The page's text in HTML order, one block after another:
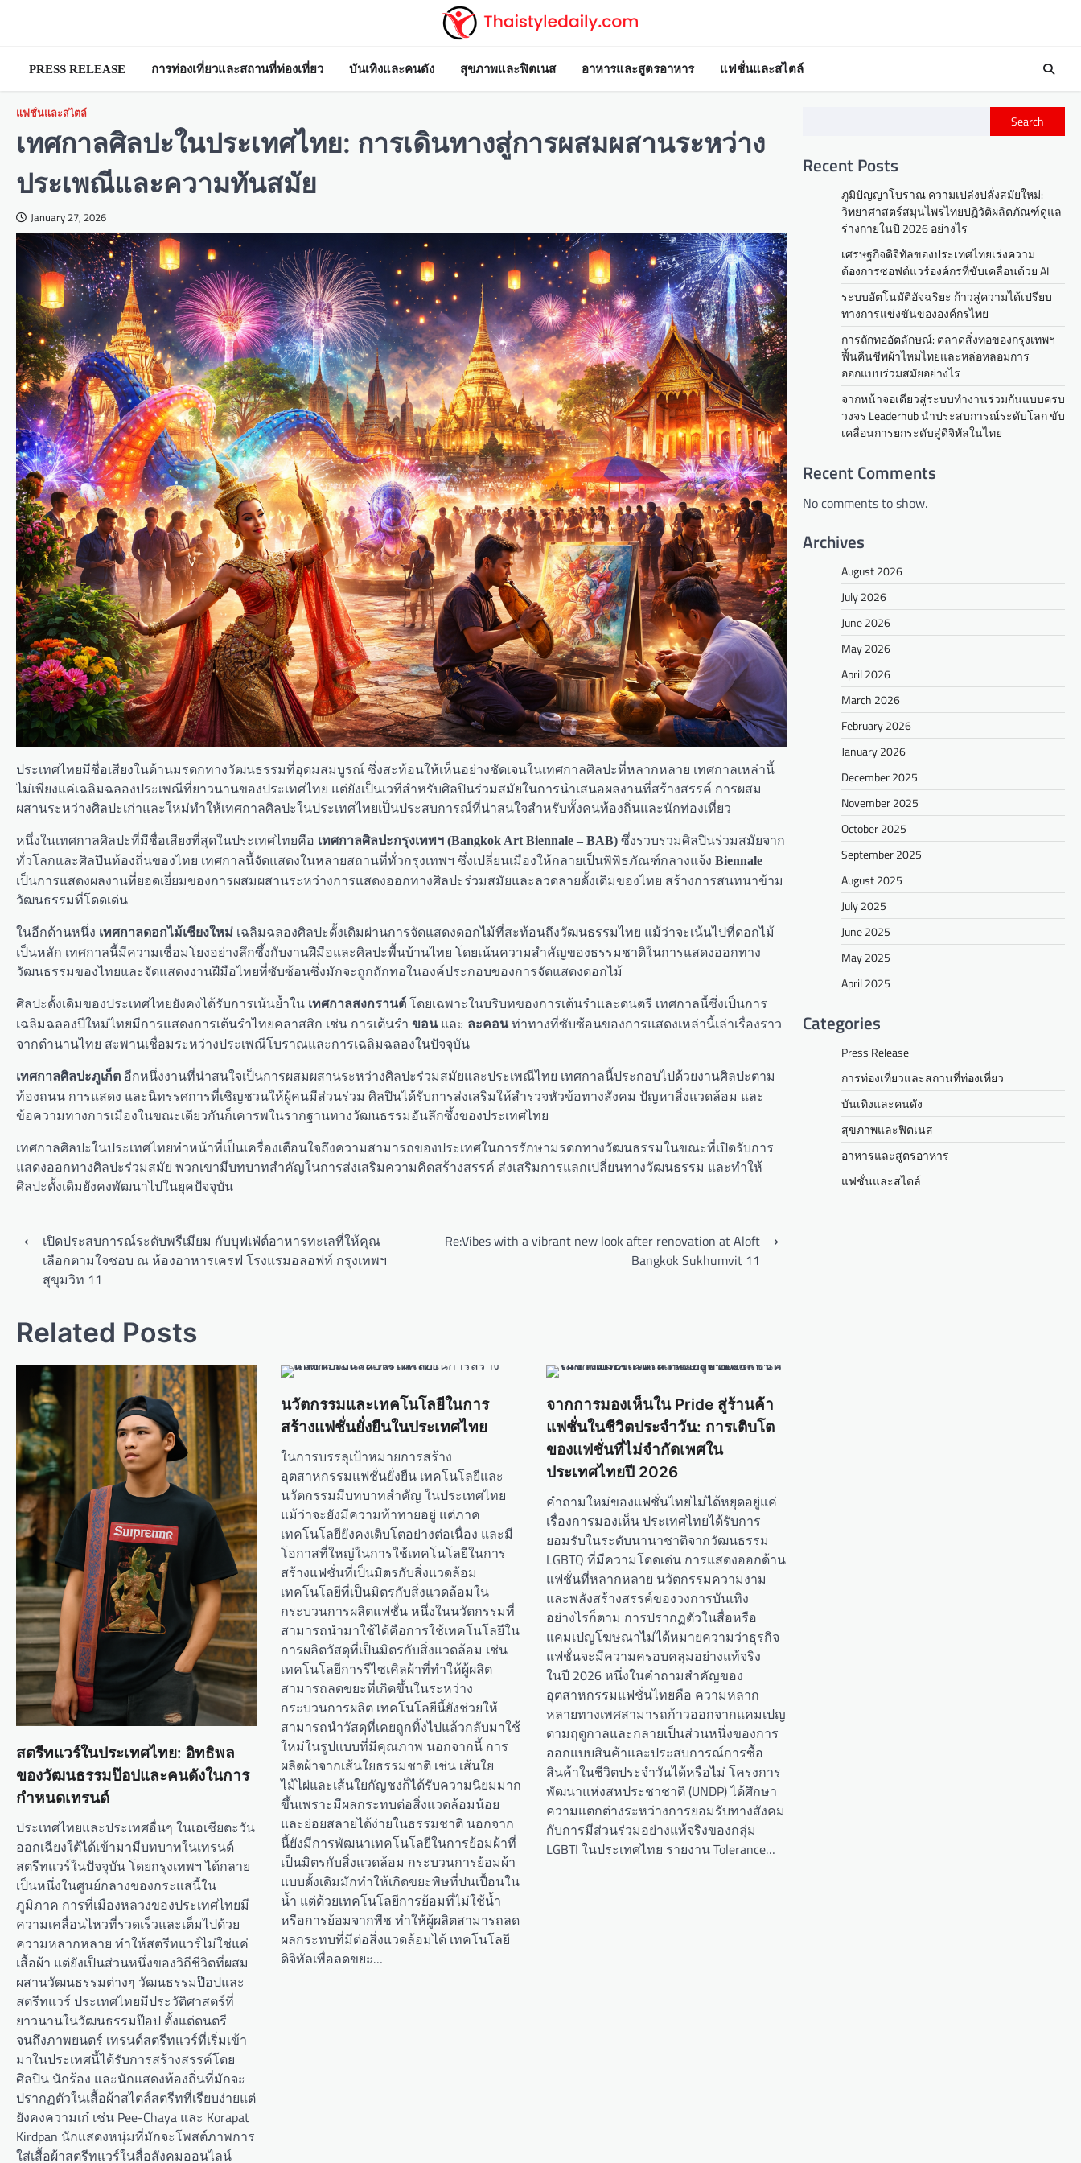
PRESS RELEASE การท่องเที่ยวและสถานที่ท่องเที่ยว บันเทิงและคนดัง สุขภาพและฟิตเนส อาหารและสูตรอาหาร แฟชั่นและสไตล์
แฟชั่นและสไตล์
เทศกาลศิลปะในประเทศไทย: การเดินทางสู่การผสมผสานระหว่าง
ประเพณีและความทันสมัย
January 27, 2026
ประเทศไทยมีชื่อเสียงในด้านมรดกทางวัฒนธรรมที่อุดมสมบูรณ์ ซึ่งสะท้อนให้เห็นอย่างชัดเจนในเทศกาลศิลปะที่หลากหลาย เทศกาลเหล่านี้
ไม่เพียงแค่เฉลิมฉลองประเพณีที่ยาวนานของประเทศไทย แต่ยังเป็นเวทีสำหรับศิลปินร่วมสมัยในการนำเสนอผลงานที่สร้างสรรค์ การผสม
ผสานระหว่างศิลปะเก่าและใหม่ทำให้เทศกาลศิลปะในประเทศไทยเป็นประสบการณ์ที่น่าสนใจสำหรับทั้งคนท้องถิ่นและนักท่องเที่ยว
หนึ่งในเทศกาลศิลปะที่มีชื่อเสียงที่สุดในประเทศไทยคือ เทศกาลศิลปะกรุงเทพฯ (Bangkok Art Biennale – BAB) ซึ่งรวบรวมศิลปินร่วมสมัยจาก
ทั่วโลกและศิลปินท้องถิ่นของไทย เทศกาลนี้จัดแสดงในหลายสถานที่ทั่วกรุงเทพฯ ซึ่งเปลี่ยนเมืองให้กลายเป็นพิพิธภัณฑ์กลางแจ้ง Biennale
เป็นการแสดงผลงานที่ยอดเยี่ยมของการผสมผสานระหว่างการแสดงออกทางศิลปะร่วมสมัยและลวดลายดั้งเดิมของไทย สร้างการสนทนาข้าม
วัฒนธรรมที่โดดเด่น
ในอีกด้านหนึ่ง เทศกาลดอกไม้เชียงใหม่ เฉลิมฉลองศิลปะดั้งเดิมผ่านการจัดแสดงดอกไม้ที่สะท้อนถึงวัฒนธรรมไทย แม้ว่าจะเน้นไปที่ดอกไม้
เป็นหลัก เทศกาลนี้มีความเชื่อมโยงอย่างลึกซึ้งกับงานฝีมือและศิลปะพื้นบ้านไทย โดยเน้นความสำคัญของธรรมชาติในการแสดงออกทาง
วัฒนธรรมของไทยและจัดแสดงงานฝีมือไทยที่ซับซ้อนซึ่งมักจะถูกถักทอในองค์ประกอบของการจัดแสดงดอกไม้
ศิลปะดั้งเดิมของประเทศไทยยังคงได้รับการเน้นย้ำใน เทศกาลสงกรานต์ โดยเฉพาะในบริบทของการเต้นรำและดนตรี เทศกาลนี้ซึ่งเป็นการ
เฉลิมฉลองปีใหม่ไทยมีการแสดงการเต้นรำไทยคลาสสิก เช่น การเต้นรำ ขอนและ ละคอนท่าทางที่ซับซ้อนของการแสดงเหล่านี้เล่าเรื่องราว
จากตำนานไทย สะพานเชื่อมระหว่างประเพณีโบราณและการเฉลิมฉลองในปัจจุบัน
เทศกาลศิลปะภูเก็ต อีกหนึ่งงานที่น่าสนใจเป็นการผสมผสานระหว่างศิลปะร่วมสมัยและประเพณีไทย เทศกาลนี้ประกอบไปด้วยงานศิลปะตาม
ท้องถนน การแสดง และนิทรรศการที่เชิญชวนให้ผู้คนมีส่วนร่วม ศิลปินได้รับการส่งเสริมให้สำรวจหัวข้อทางสังคม ปัญหาสิ่งแวดล้อม และ
ข้อความทางการเมืองในขณะเดียวกันก็เคารพในรากฐานทางวัฒนธรรมอันลึกซึ้งของประเทศไทย
เทศกาลศิลปะในประเทศไทยทำหน้าที่เป็นเครื่องเตือนใจถึงความสามารถของประเทศในการรักษามรดกทางวัฒนธรรมในขณะที่เปิดรับการ
แสดงออกทางศิลปะร่วมสมัย พวกเขามีบทบาทสำคัญในการส่งเสริมความคิดสร้างสรรค์ ส่งเสริมการแลกเปลี่ยนทางวัฒนธรรม และทำให้
ศิลปะดั้งเดิมยังคงพัฒนาไปในยุคปัจจุบัน
n
a
i
g
a
t
i
o
n
⟵เปิดประสบการณ์ระดับพรีเมียม กับบุฟเฟ่ต์อาหารทะเลที่ให้คุณ
เลือกตามใจชอบ ณ ห้องอาหารเครฟ โรงแรมอลอฟท์ กรุงเทพฯ
สุขุมวิท 11
Re:Vibes with a vibrant new look after renovation at Aloft
Bangkok Sukhumvit 11
⟶
Related Posts
สตรีทแวร์ในประเทศไทย: อิทธิพล
ของวัฒนธรรมป๊อปและคนดังในการ
กำหนดเทรนด์
ประเทศไทยและประเทศอื่นๆ ในเอเชียตะวัน
ออกเฉียงใต้ได้เข้ามามีบทบาทในเทรนด์
สตรีทแวร์ในปัจจุบัน โดยกรุงเทพฯ ได้กลาย
เป็นหนึ่งในศูนย์กลางของกระแสนี้ใน
ภูมิภาค การที่เมืองหลวงของประเทศไทยมี
ความเคลื่อนไหวที่รวดเร็วและเต็มไปด้วย
ความหลากหลาย ทำให้สตรีทแวร์ไม่ใช่แค่
เสื้อผ้า แต่ยังเป็นส่วนหนึ่งของวิถีชีวิตที่ผสม
ผสานวัฒนธรรมต่างๆ วัฒนธรรมป๊อปและ
สตรีทแวร์ ประเทศไทยมีประวัติศาสตร์ที่
ยาวนานในวัฒนธรรมป๊อป ตั้งแต่ดนตรี
จนถึงภาพยนตร์ เทรนด์สตรีทแวร์ที่เริ่มเข้า
มาในประเทศนี้ได้รับการสร้างสรรค์โดย
ศิลปิน นักร้อง และนักแสดงท้องถิ่นที่มักจะ
ปรากฏตัวในเสื้อผ้าสไตล์สตรีทที่เรียบง่ายแต่
ยังคงความเก๋ เช่น Pee-Chaya และ Korapat
Kirdpan นักแสดงหนุ่มที่มักจะโพสต์ภาพการ
ใส่เสื้อผ้าสตรีทแวร์ในสื่อสังคมออนไลน์
นวัตกรรมและเทคโนโลยีในการ
สร้างแฟชั่นยั่งยืนในประเทศไทย
ในการบรรลุเป้าหมายการสร้าง
อุตสาหกรรมแฟชั่นยั่งยืน เทคโนโลยีและ
นวัตกรรมมีบทบาทสำคัญ ในประเทศไทย
แม้ว่าจะยังมีความท้าทายอยู่ แต่ภาค
เทคโนโลยียังคงเติบโตอย่างต่อเนื่อง และมี
โอกาสที่ใหญ่ในการใช้เทคโนโลยีในการ
สร้างแฟชั่นที่เป็นมิตรกับสิ่งแวดล้อม
เทคโนโลยีที่เป็นมิตรกับสิ่งแวดล้อมใน
กระบวนการผลิตแฟชั่น หนึ่งในนวัตกรรมที่
สามารถนำมาใช้ได้คือการใช้เทคโนโลยีใน
การผลิตวัสดุที่เป็นมิตรกับสิ่งแวดล้อม เช่น
เทคโนโลยีการรีไซเคิลผ้าที่ทำให้ผู้ผลิต
สามารถลดขยะที่เกิดขึ้นในระหว่าง
กระบวนการผลิต เทคโนโลยีนี้ยังช่วยให้
สามารถนำวัสดุที่เคยถูกทิ้งไปแล้วกลับมาใช้
ใหม่ในรูปแบบที่มีคุณภาพ นอกจากนี้ การ
ผลิตผ้าจากเส้นใยธรรมชาติ เช่น เส้นใย
ไม้ไผ่และเส้นใยกัญชงก็ได้รับความนิยมมาก
ขึ้นเพราะมีผลกระทบต่อสิ่งแวดล้อมน้อย
และย่อยสลายได้ง่ายในธรรมชาติ นอกจาก
นี้ยังมีการพัฒนาเทคโนโลยีในการย้อมผ้าที่
เป็นมิตรกับสิ่งแวดล้อม กระบวนการย้อมผ้า
แบบดั้งเดิมมักทำให้เกิดขยะพิษที่ปนเปื้อนใน
น้ำ แต่ด้วยเทคโนโลยีการย้อมที่ไม่ใช้น้ำ
หรือการย้อมจากพืช ทำให้ผู้ผลิตสามารถลด
ผลกระทบที่มีต่อสิ่งแวดล้อมได้ เทคโนโลยี
ดิจิทัลเพื่อลดขยะ…
จากการมองเห็นใน Pride สู่ร้านค้า
แฟชั่นในชีวิตประจำวัน: การเติบโต
ของแฟชั่นที่ไม่จำกัดเพศใน
ประเทศไทยปี 2026
คำถามใหม่ของแฟชั่นไทยไม่ได้หยุดอยู่แค่
เรื่องการมองเห็น ประเทศไทยได้รับการ
ยอมรับในระดับนานาชาติจากวัฒนธรรม
LGBTQ ที่มีความโดดเด่น การแสดงออกด้าน
แฟชั่นที่หลากหลาย นวัตกรรมความงาม
และพลังสร้างสรรค์ของวงการบันเทิง
อย่างไรก็ตาม การปรากฏตัวในสื่อหรือ
แคมเปญโฆษณาไม่ได้หมายความว่าธุรกิจ
แฟชั่นจะมีความครอบคลุมอย่างแท้จริง
ในปี 2026 หนึ่งในคำถามสำคัญของ
อุตสาหกรรมแฟชั่นไทยคือ ความหลาก
หลายทางเพศสามารถก้าวออกจากแคมเปญ
ตามฤดูกาลและกลายเป็นส่วนหนึ่งของการ
ออกแบบสินค้าและประสบการณ์การซื้อ
สินค้าในชีวิตประจำวันได้หรือไม่ โครงการ
พัฒนาแห่งสหประชาชาติ (UNDP) ได้ศึกษา
ความแตกต่างระหว่างการยอมรับทางสังคม
กับการมีส่วนร่วมอย่างแท้จริงของกลุ่ม
LGBTI ในประเทศไทย รายงาน Tolerance…
Search
Recent Posts
ภูมิปัญญาโบราณ ความเปล่งปลั่งสมัยใหม่:
วิทยาศาสตร์สมุนไพรไทยปฏิวัติผลิตภัณฑ์ดูแล
ร่างกายในปี 2026 อย่างไร
เศรษฐกิจดิจิทัลของประเทศไทยเร่งความ
ต้องการซอฟต์แวร์องค์กรที่ขับเคลื่อนด้วย AI
ระบบอัตโนมัติอัจฉริยะ ก้าวสู่ความได้เปรียบ
ทางการแข่งขันขององค์กรไทย
การถักทออัตลักษณ์: ตลาดสิ่งทอของกรุงเทพฯ
ฟื้นคืนชีพผ้าไหมไทยและหล่อหลอมการ
ออกแบบร่วมสมัยอย่างไร
จากหน้าจอเดียวสู่ระบบทำงานร่วมกันแบบครบ
วงจร Leaderhub นำประสบการณ์ระดับโลก ขับ
เคลื่อนการยกระดับสู่ดิจิทัลในไทย
Recent Comments
No comments to show.
Archives
August 2026
July 2026
June 2026
May 2026
April 2026
March 2026
February 2026
January 2026
December 2025
November 2025
October 2025
September 2025
August 2025
July 2025
June 2025
May 2025
April 2025
Categories
Press Release
การท่องเที่ยวและสถานที่ท่องเที่ยว
บันเทิงและคนดัง
สุขภาพและฟิตเนส
อาหารและสูตรอาหาร
แฟชั่นและสไตล์